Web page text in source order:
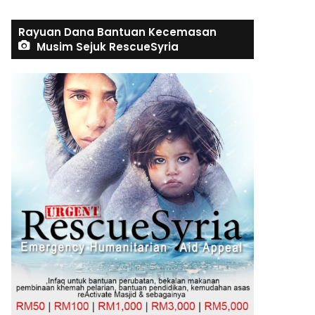
Rayuan Dana Bantuan Kecemasan
Musim Sejuk RescueSyria